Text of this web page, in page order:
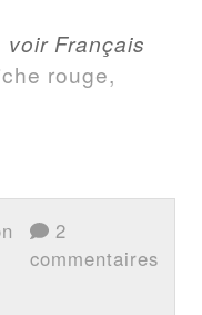
Français
rouge,
2
commentaires